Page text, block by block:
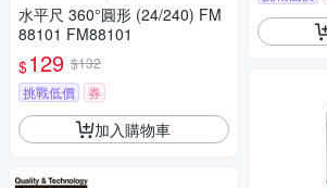
水平尺 360°圓形 (24/240) FM
88101 FM88101
$129 $132
挑戰低價
券
加入購物車